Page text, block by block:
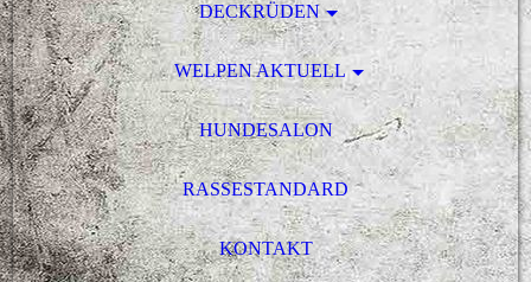
DECKRÜDEN
WELPEN AKTUELL
HUNDESALON
RASSESTANDARD
KONTAKT